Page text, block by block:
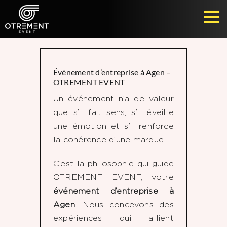
Passer
contenu
Événement d’entreprise à Agen –
OTREMENT EVENT
Un événement n’a de valeur
que s’il fait sens, s’il éveille
une émotion et s’il renforce
la cohérence d’une marque.
C’est la philosophie qui guide
OTREMENT EVENT, votre
événement d’entreprise à
Agen. Nous concevons des
expériences qui allient